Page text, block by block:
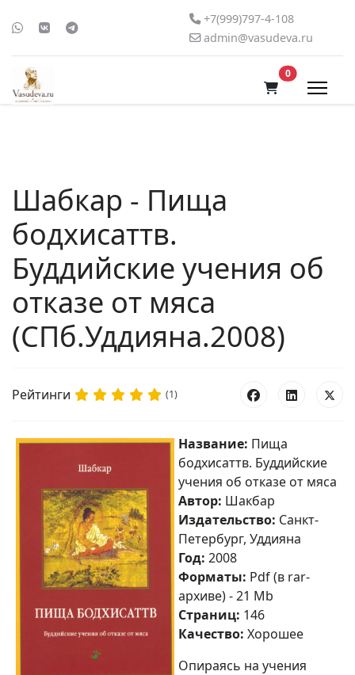
+7(999)797-4-108
admin@vasudeva.ru
0В корзину
Шабкар - Пища
бодхисаттв.
Буддийские учения об
отказе от мяса
(СПб.Уддияна.2008)
Рейтинги (1)
Название: Пища
бодхисаттв. Буддийские
учения об отказе от мяса
Автор: Шакбар
Издательство: Санкт-
Петербург, Уддияна
Год: 2008
Форматы: Pdf (в rar-
архиве) - 21 Mb
Страниц: 146
Качество: Хорошее
Опираясь на учения